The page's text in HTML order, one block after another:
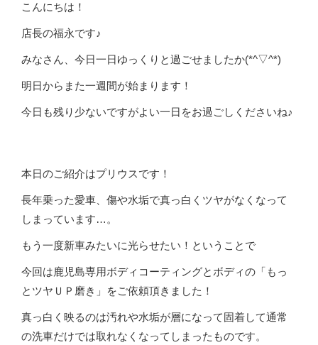
こんにちは！
店長の福永です♪
みなさん、今日一日ゆっくりと過ごせましたか(*^▽^*)
明日からまた一週間が始まります！
今日も残り少ないですがよい一日をお過ごしくださいね♪
本日のご紹介はプリウスです！
長年乗った愛車、傷や水垢で真っ白くツヤがなくなって
しまっています…。
もう一度新車みたいに光らせたい！ということで
今回は鹿児島専用ボディコーティングとボディの「もっ
とツヤＵＰ磨き」をご依頼頂きました！
真っ白く映るのは汚れや水垢が層になって固着して通常
の洗車だけでは取れなくなってしまったものです。